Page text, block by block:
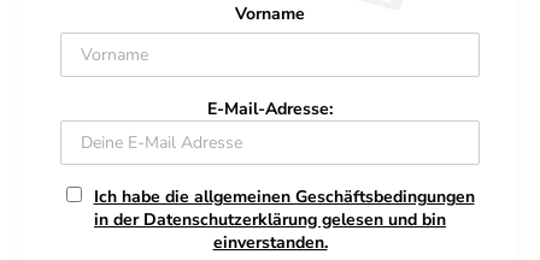
Vorname
E-Mail-Adresse:
Ich habe die allgemeinen Geschäftsbedingungen
in der Datenschutzerklärung gelesen und bin
einverstanden.